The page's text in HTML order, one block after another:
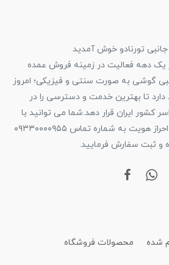
جانبی تورنادو خوش آمدید
یک دهه فعالیت در زمینه فروش عمده
گوشی به صورت سنتی و فیزیکی؛ امروز
دارد تا بهترین خدمت و دسترسی را در
کشور ایران قرار دهد.شما می توانید با
ثبت نام به عنوان همکار و احراز هویت به شماره تماس ۰۹۳۳۰۰۰۰۹۵۵
و ثبت سفارش فرمایید.
شده
محصولات فروشگاه